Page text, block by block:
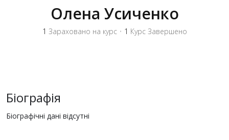
Олена Усиченко
1 Зараховано на курс • 1 Курс Завершено
Біографія
Біографічні дані відсутні